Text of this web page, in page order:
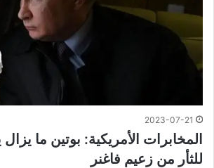
2023-07-21
المخابرات الأمريكية: بوتين ما
للثأر من زعيم فاغنر